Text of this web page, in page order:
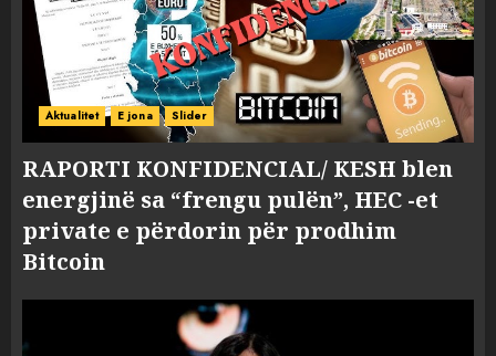
Aktualitet E jona Slider
RAPORTI KONFIDENCIAL/ KESH blen
energjinë sa “frengu pulën”, HEC -et
private e përdorin për prodhim
Bitcoin